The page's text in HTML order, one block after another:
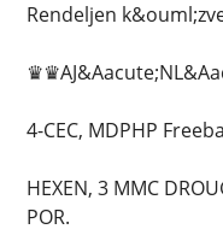
Rendeljen
4-CEC, MDPHP
HEXEN, 3 MMC
POR.